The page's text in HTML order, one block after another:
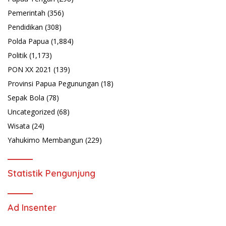
Pemerintah (356)
Pendidikan (308)
Polda Papua (1,884)
Politik (1,173)
PON XX 2021 (139)
Provinsi Papua Pegunungan (18)
Sepak Bola (78)
Uncategorized (68)
Wisata (24)
Yahukimo Membangun (229)
Statistik Pengunjung
Ad Insenter